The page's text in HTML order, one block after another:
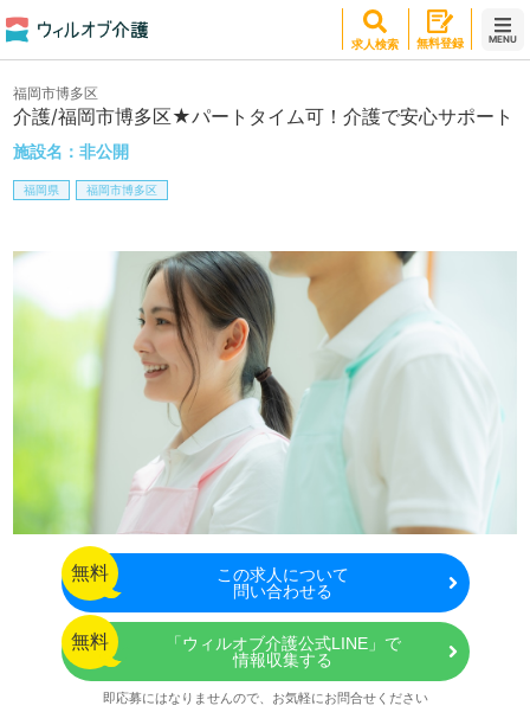
求人検索 無料登録 MENU
介護/福岡市博多区★パートタイム可！介護で安心サポート
施設名：非公開
福岡市博多区
福岡県 福岡市博多区
無料 この求人について
問い合わせる
無料
「ウィルオブ介護公式LINE」で
情報収集する
即応募にはなりませんので、お気軽にお問合せください